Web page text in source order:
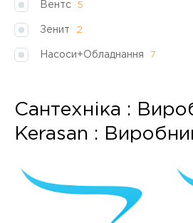
Вентс 5
Зенит 2
Насоси+Обладнання 7
Сантехніка :
Kerasan :